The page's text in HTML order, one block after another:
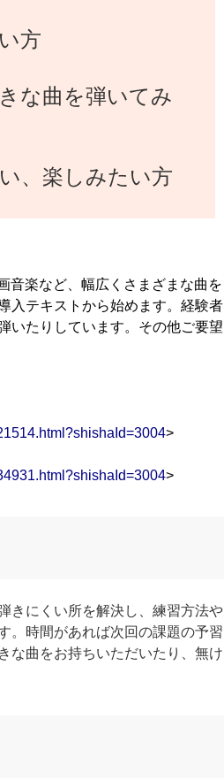
方
な曲を弾いてみ
、楽しみたい方
音楽など、幅広くさまざまな曲を
入テキストから始めます。経験者
いたりしています。その他ご要望
>
>
きにくい所を解決し、練習方法や
。時間があれば次回の課題の予習
な曲をお持ちいただいたり、無け